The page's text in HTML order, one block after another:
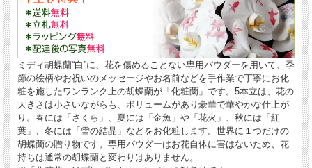
ミディ胡蝶蘭“白”に、花を傷めることない専用パウダーを用いて、季
節の絵柄やお祝いのメッセージやお名前などを手作業で丁寧にお化
粧を施したワンランク上の胡蝶蘭が「化粧蘭」です。5本立は、花の
大きさは小さいながらも、ボリュームがあり豪華で華やかな仕上が
り。春には「さくら」、夏には「金魚」や「花火」、秋には「紅
葉」、冬には「雪の結晶」などをお化粧します。世界に１つだけの
胡蝶蘭の贈り物です。専用パウダーはお花自体に害はないため、花
持ちは通常の胡蝶蘭と変わりはありません。